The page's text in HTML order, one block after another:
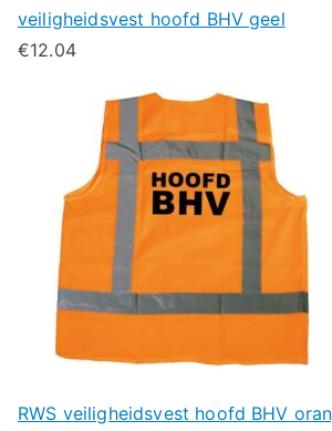
veiligheidsvest hoofd BHV geel
€12.04
RWS veiligheidsvest hoofd BHV